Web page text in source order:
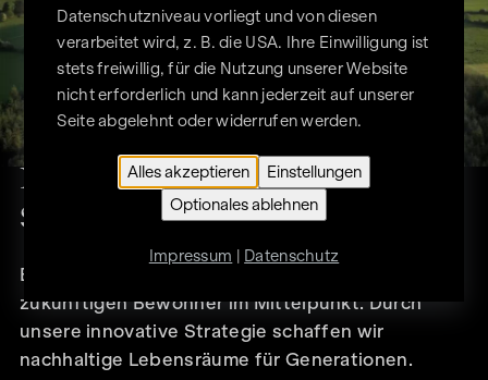
NACHHALTIGKEIT
SICHTBAR MACHEN
Bei WINEGG steht das Wohlbefinden der
zukünftigen Bewohner im Mittelpunkt. Durch
unsere innovative Strategie schaffen wir
nachhaltige Lebensräume für Generationen.
Datenschutzniveau vorliegt und von diesen
verarbeitet wird, z. B. die USA. Ihre Einwilligung ist
stets freiwillig, für die Nutzung unserer Website
nicht erforderlich und kann jederzeit auf unserer
Seite abgelehnt oder widerrufen werden.
Alles akzeptieren
Einstellungen
Optionales ablehnen
Impressum Datenschutz